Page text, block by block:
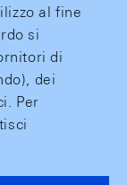
al fine
si
di
dei
Per